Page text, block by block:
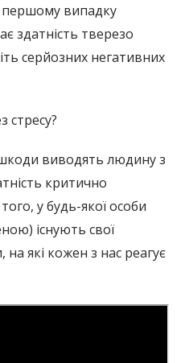
першому випадку
здатність тверезо
серйозних негативних
стресу?
виводять людину з
критично
у будь-якої особи
існують свої
на які кожен з нас реагує